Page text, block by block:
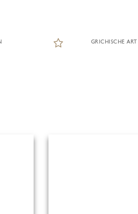
GRICHISCHE ART